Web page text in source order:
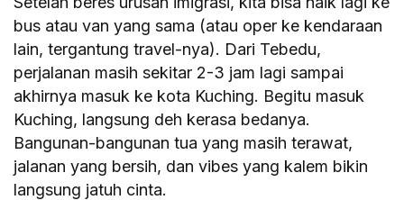
bus atau van yang sama (atau oper ke kendaraan
lain, tergantung travel-nya). Dari Tebedu,
perjalanan masih sekitar 2-3 jam lagi sampai
akhirnya masuk ke kota Kuching. Begitu masuk
Kuching, langsung deh kerasa bedanya.
Bangunan-bangunan tua yang masih terawat,
jalanan yang bersih, dan vibes yang kalem bikin
langsung jatuh cinta.